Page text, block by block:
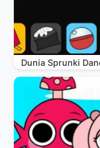
Dunia Sprunki